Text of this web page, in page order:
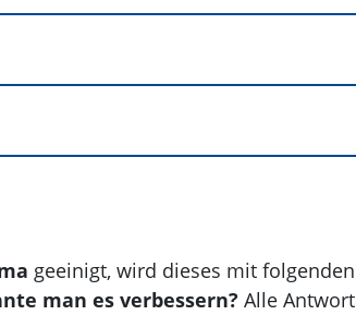
geeinigt, wird dieses mit
man es verbessern? Alle